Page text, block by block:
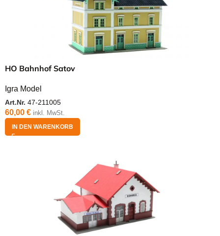
HO Bahnhof Satov
Igra Model
Art.Nr. 47-211005
60,00 € inkl. MwSt.
IN DEN WARENKORB